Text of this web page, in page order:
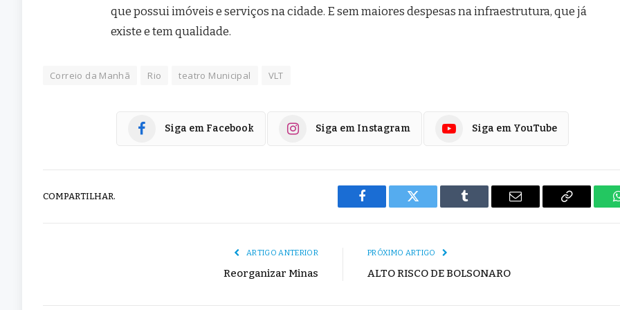
que possui imóveis e serviços na cidade. E sem maiores despesas na infraestrutura, que já
existe e tem qualidade.
Correio da Manhã Rio teatro Municipal VLT
Siga em Facebook Siga em Instagram Siga em YouTube
COMPARTILHAR.
Facebook Twitter Tumblr
E-
Copiar
ARTIGO ANTERIOR
Reorganizar Minas
PRÓXIMO ARTIGO
ALTO RISCO DE BOLSONARO